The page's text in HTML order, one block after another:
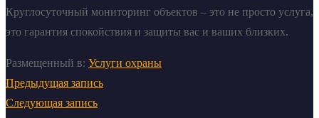
Круглосуточный мониторинг объектов – это не просто услуга,
это гарантия спокойствия и защиты вас и ваших близких.
Размещенный в: Услуги охраны
Предыдущая запись
Следующая запись